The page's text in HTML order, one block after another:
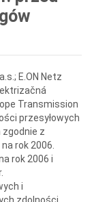
E.ON Netz
Transmission
przesyłowych
z
rok 2006.
rok 2006 i
i
zdolności